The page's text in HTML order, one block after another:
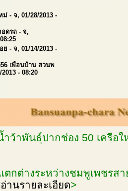
ม่ - จ, 01/28/2013 -
อดรถ - จ,
ย - จ, 01/14/2013 -
เพื่อนบ้าน สวนพ
- 08:20
ำว้าพันธุ์ปากช่อง 50 เครือ
ตกต่างระหว่างชมพูเพชรส
อ่านรายละเอียด>